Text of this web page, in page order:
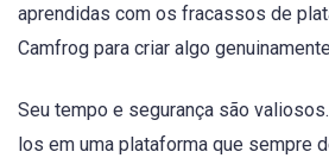
aprendidas com os fracassos de
Camfrog para criar algo
Seu tempo e segurança são
los em uma plataforma que sempre